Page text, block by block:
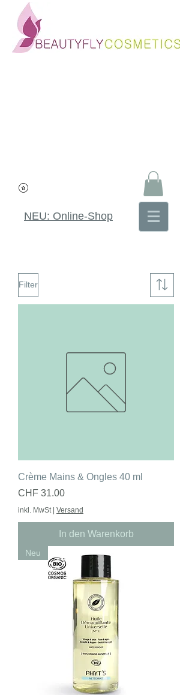
NEU: Online-Shop
Filter
Crème Mains & Ongles 40 ml
Preis
CHF 31.00
inkl. MwSt| Versand
In den Warenkorb
Neu